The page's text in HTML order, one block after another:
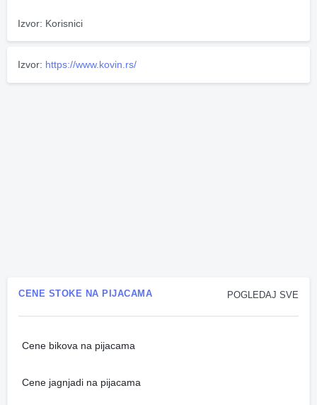
Izvor: Korisnici
Izvor: https://www.kovin.rs/
POGLEDAJ SVE
CENE STOKE NA PIJACAMA
Cene bikova na pijacama
Cene jagnjadi na pijacama